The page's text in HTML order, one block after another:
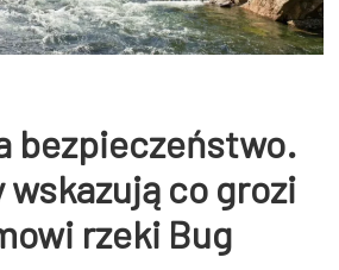
bezpieczeństwo.
wskazują co grozi
rzeki Bug